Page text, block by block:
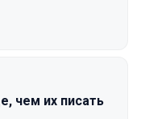
чем их писать